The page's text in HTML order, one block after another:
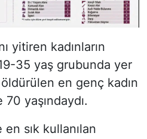
yitiren kadınların
35 yaş grubunda yer
en genç kadın
70 yaşındaydı.
sık kullanılan